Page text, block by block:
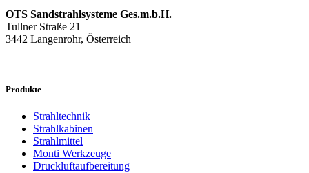
OTS Sandstrahlsysteme Ges.m.b.H.
Tullner Straße 21
3442 Langenrohr, Österreich
Produkte
Strahltechnik
Strahlkabinen
Strahlmittel
Monti Werkzeuge
Druckluftaufbereitung